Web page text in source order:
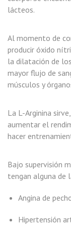
lácteos.
Al momento de
producir óxido
la dilatación de
mayor flujo de
músculos y
La L-Arginina
aumentar el
hacer
Bajo supervisión
tengan alguna de
Angina de
Hipertensión